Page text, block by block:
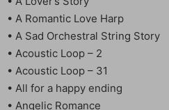
• A Romantic Love Harp
• A Sad Orchestral String Story
• Acoustic Loop – 2
• Acoustic Loop – 31
• All for a happy ending
• Angelic Romance